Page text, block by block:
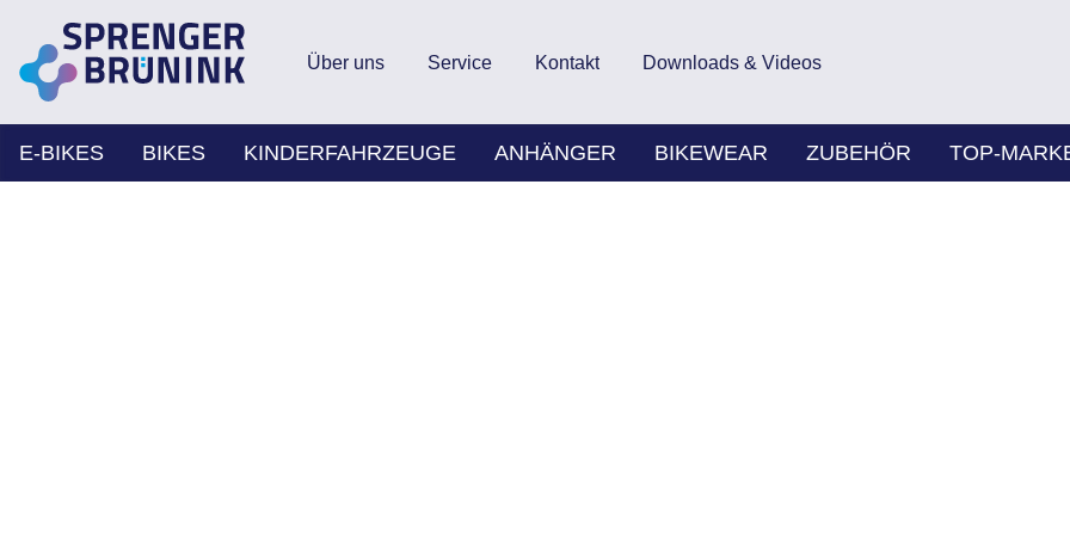
Über uns Service Kontakt Downloads & Videos
E-BIKES BIKES KINDERFAHRZEUGE ANHÄNGER BIKEWEAR ZUBEHÖR TOP-